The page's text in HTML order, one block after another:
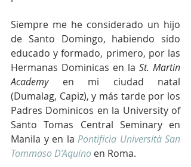
Siempre me he considerado un hijo
de Santo Domingo, habiendo sido
educado y formado, primero, por las
Hermanas Dominicas en la St. Martin
Academy en mi ciudad natal
(Dumalag, Capiz), y más tarde por los
Padres Dominicos en la University of
Santo Tomas Central Seminary en
Manila y en la Pontificia Università San
Tommaso D’Aquino en Roma.